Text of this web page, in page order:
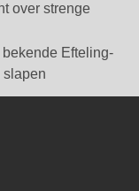
over strenge
Efteling-
slapen